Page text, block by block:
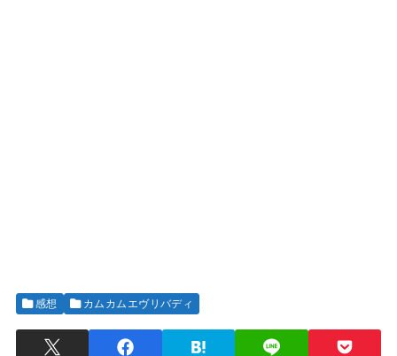
感想 カムカムエヴリバディ